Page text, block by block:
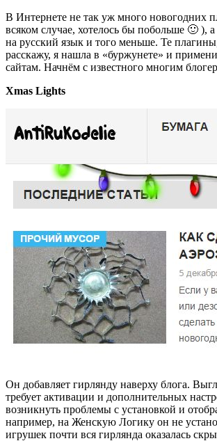
В Интернете не так уж много новогодних
всяком случае, хотелось бы побольше 🙂 ),
на русский язык и того меньше. Те
расскажу, я нашла в «буржунете» и
сайтам. Начнём с известного многим
Xmas Lights
Он добавляет гирлянду наверху блога.
требует активации и дополнительных
возникнуть проблемы с установкой и
например, на Женскую Логику он не
игрушек почти вся гирлянда оказалась